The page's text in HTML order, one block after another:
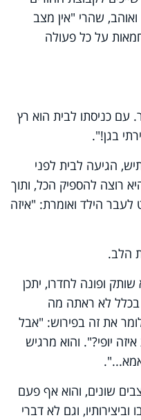
שהרי "אין מצב
על כל פעולה
עם כניסתו לבית הוא רץ
בגן!".
הגיעה לבית לפני
רוצה להספיק הכל, ותוך
הילד ואומרת: "איזה
הלב.
ופונה לחדרו, יתכן
לא ראתה מה
את זה בפירוש: "אבל
יופי?". והוא מרגיש
שונים, והוא אף פעם
וגם לא דברי